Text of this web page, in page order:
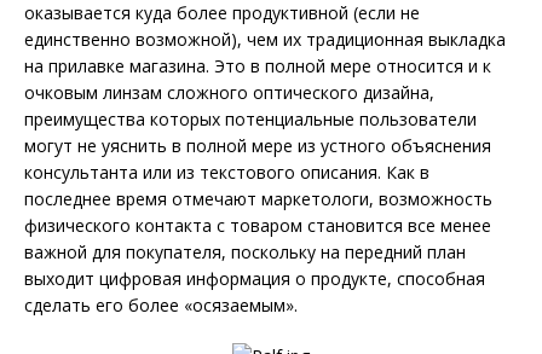
оказывается куда более продуктивной (если не
единственно возможной), чем их традиционная выкладка
на прилавке магазина. Это в полной мере относится и к
очковым линзам сложного оптического дизайна,
преимущества которых потенциальные пользователи
могут не уяснить в полной мере из устного объяснения
консультанта или из текстового описания. Как в
последнее время отмечают маркетологи, возможность
физического контакта с товаром становится все менее
важной для покупателя, поскольку на передний план
выходит цифровая информация о продукте, способная
сделать его более «осязаемым».